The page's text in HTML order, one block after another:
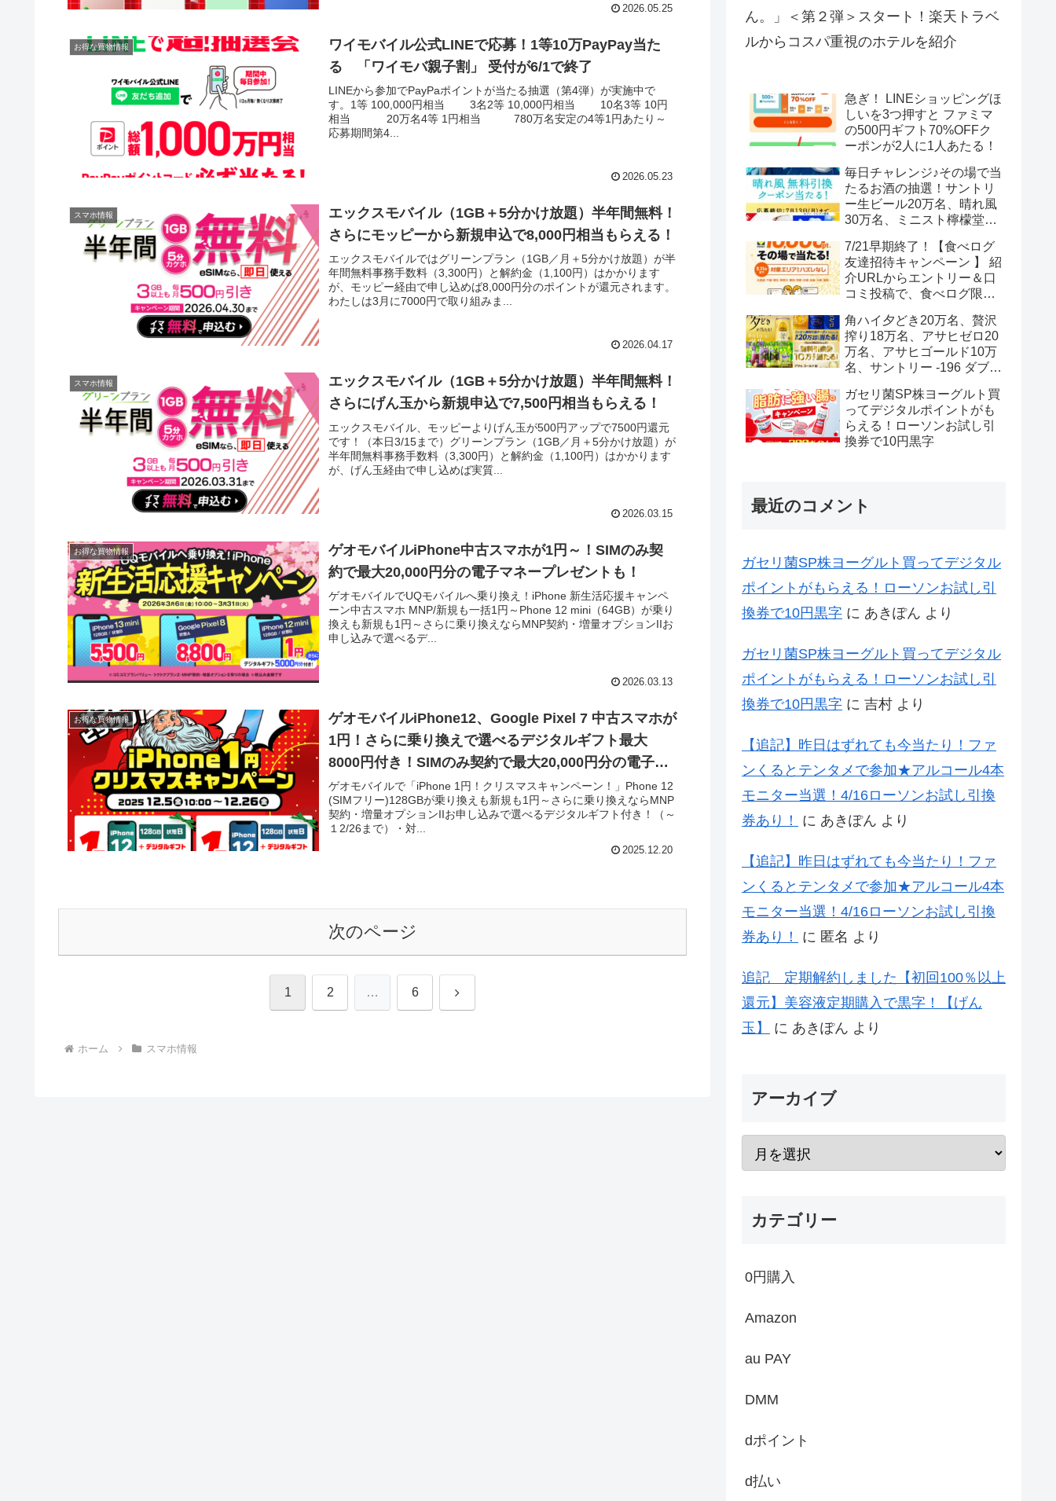
2026.05.25
お得な買物情報
ワイモバイル公式LINEで応募！1等10万PayPay当た
る 「ワイモバ親子割」 受付が6/1で終了
LINEから参加でPayPaポイントが当たる抽選（第4弾）が実施中で
す。1等 100,000円相当 3名2等 10,000円相当 10名3等 10円
相当 20万名4等 1円相当 780万名安定の4等1円あたり～
応募期間第4...
2026.05.23
スマホ情報
エックスモバイル（1GB＋5分かけ放題）半年間無料！
さらにモッピーから新規申込で8,000円相当もらえる！
エックスモバイルではグリーンプラン（1GB／月＋5分かけ放題）が半
年間無料事務手数料（3,300円）と解約金（1,100円）はかかります
が、モッピー経由で申し込めば8,000円分のポイントが還元されます。
わたしは3月に7000円で取り組みま...
2026.04.17
スマホ情報
エックスモバイル（1GB＋5分かけ放題）半年間無料！
さらにげん玉から新規申込で7,500円相当もらえる！
エックスモバイル、モッピーよりげん玉が500円アップで7500円還元
です！（本日3/15まで）グリーンプラン（1GB／月＋5分かけ放題）が
半年間無料事務手数料（3,300円）と解約金（1,100円）はかかります
が、げん玉経由で申し込めば実質...
2026.03.15
お得な買物情報
ゲオモバイルiPhone中古スマホが1円～！SIMのみ契
約で最大20,000円分の電子マネープレゼントも！
ゲオモバイルでUQモバイルへ乗り換え！iPhone 新生活応援キャンペ
ーン中古スマホ MNP/新規も一括1円～Phone 12 mini（64GB）が乗り
換えも新規も1円～さらに乗り換えならMNP契約・増量オプションIIお
申し込みで選べるデ...
2026.03.13
お得な買物情報
ゲオモバイルiPhone12、Google Pixel 7 中古スマホが
1円！さらに乗り換えで選べるデジタルギフト最大
8000円付き！SIMのみ契約で最大20,000円分の電子マ
ネープレゼントも！
ゲオモバイルで「iPhone 1円！クリスマスキャンペーン！」Phone 12
(SIMフリー)128GBが乗り換えも新規も1円～さらに乗り換えならMNP
契約・増量オプションIIお申し込みで選べるデジタルギフト付き！（～
１2/26まで）・対...
2025.12.20
次のページ
1 2 … 6 次
ホーム スマホ情報
ん。」＜第２弾＞スタート！楽天トラベ
ルからコスパ重視のホテルを紹介
急ぎ！ LINEショッピングほ
しいを3つ押すと ファミマ
の500円ギフト70%OFFク
ーポンが2人に1人あたる！
毎日チャレンジ♪その場で当
たるお酒の抽選！サントリ
ー生ビール20万名、晴れ風
30万名、ミニスト檸檬堂2
ボール12.3万名
7/21早期終了！【食べログ
友達招待キャンペーン 】 紹
介URLからエントリー＆口
コミ投稿で、食べログ限定
トがもらえる
角ハイ夕どき20万名、贅沢
搾り18万名、アサヒゼロ20
万名、アサヒゴールド10万
名、サントリー -196 ダブル
ガセリ菌SP株ヨーグルト買
ってデジタルポイントがも
らえる！ローソンお試し引
換券で10円黒字
最近のコメント
ガセリ菌SP株ヨーグルト買ってデジタル
ポイントがもらえる！ローソンお試し引
換券で10円黒字 に あきぽん より
ガセリ菌SP株ヨーグルト買ってデジタル
ポイントがもらえる！ローソンお試し引
換券で10円黒字 に 吉村 より
【追記】昨日はずれても今当たり！ファ
ンくるとテンタメで参加★アルコール4本
モニター当選！4/16ローソンお試し引換
券あり！
に あきぽん より
【追記】昨日はずれても今当たり！ファ
ンくるとテンタメで参加★アルコール4本
モニター当選！4/16ローソンお試し引換
券あり！
に 匿名 より
追記 定期解約しました【初回100％以上
還元】美容液定期購入で黒字！【げん
玉】
に あきぽん より
アーカイブ
カテゴリー
0円購入
Amazon
au PAY
DMM
dポイント
d払い